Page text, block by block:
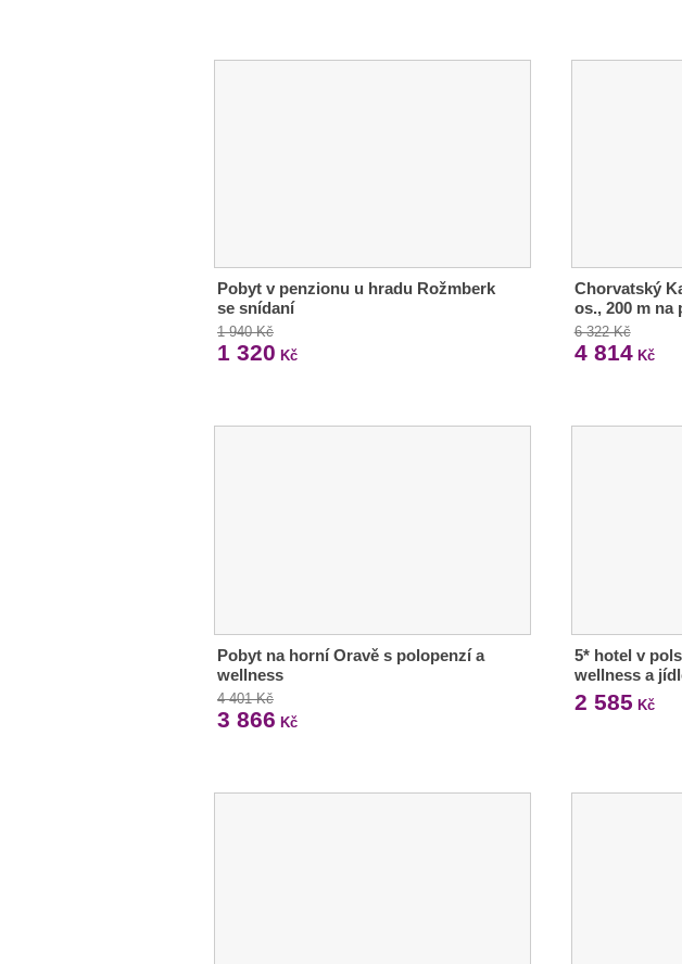
Pobyt v penzionu u hradu Rožmberk
se snídaní
1 940 Kč
1 320 Kč
Chorvatský
os., 200 m na
6 322 Kč
4 814Kč
Pobyt na horní Oravě s polopenzí a
wellness
4 401 Kč
3 866 Kč
5* hotel v
wellness a
2 585 Kč